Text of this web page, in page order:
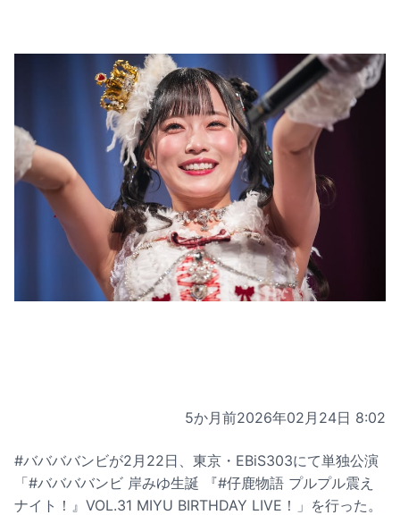
5か月前2026年02月24日 8:02
#ババババンビが2月22日、東京・EBiS303にて単独公演
「#ババババンビ 岸みゆ生誕 『#仔鹿物語 プルプル震え
ナイト！』VOL.31 MIYU BIRTHDAY LIVE！」を行った。